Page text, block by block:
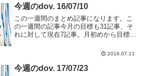
今週のdov. 16/07/10
この一週間のまとめ記事になります。こ
の一週間の記事今月の目標も31記事、そ
れに対して現在7記事。月初めから目標未
るのか！？mineoで運用している
トに書いている...
2016.07.11
今週のdov. 17/07/23